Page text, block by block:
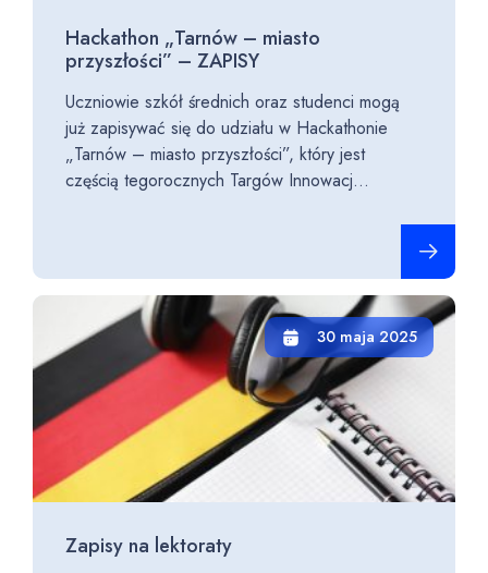
Hackathon „Tarnów – miasto
przyszłości” – ZAPISY
Uczniowie szkół średnich oraz studenci mogą
już zapisywać się do udziału w Hackathonie
„Tarnów – miasto przyszłości”, który jest
częścią tegorocznych Targów Innowacj...
30 maja 2025
Zapisy na lektoraty